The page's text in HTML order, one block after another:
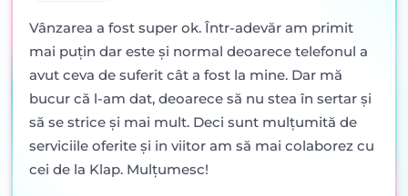
Vânzarea a fost super ok. Într-adevăr am primit
mai puţin dar este şi normal deoarece telefonul a
avut ceva de suferit cât a fost la mine. Dar mă
bucur că l-am dat, deoarece să nu stea în sertar şi
să se strice şi mai mult. Deci sunt mulţumită de
serviciile oferite şi in viitor am să mai colaborez cu
cei de la Klap. Mulţumesc!